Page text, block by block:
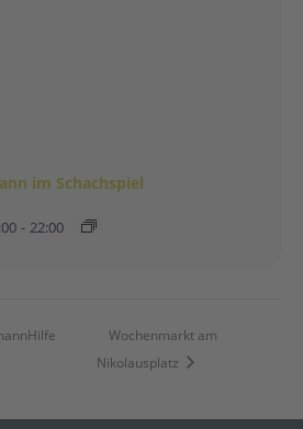
im Schachspiel
- 22:00
Wochenmarkt am
Nikolausplatz